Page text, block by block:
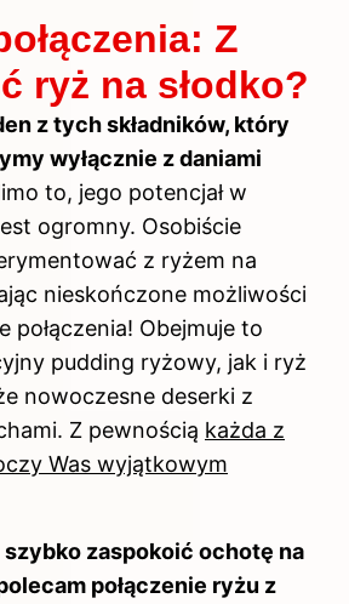
Z
ryż na słodko?
z tych składników, który
wyłącznie z daniami
to, jego potencjał w
ogromny. Osobiście
z ryżem na
nieskończone możliwości
połączenia! Obejmuje to
pudding ryżowy, jak i ryż
nowoczesne deserki z
Z pewnością każda z
Was wyjątkowym
zaspokoić ochotę na
połączenie ryżu z